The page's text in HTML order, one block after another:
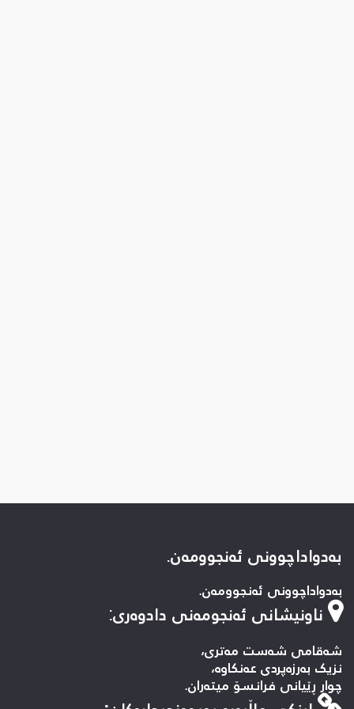
بەدواداچوونی ئەنجوومەن.
بەدواداچوونی ئەنجوومەن.
ناونیشانی ئەنجومەنی دادوەری:
شەقامی شەست مەتری،
نزیک بەرزەپردی عەنکاوە،
چوار ڕێیانی فرانسۆ میتەران.